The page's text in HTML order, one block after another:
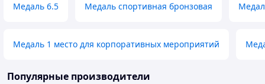
Медаль 6.5 Медаль спортивная бронзовая
Медаль 1 место для корпоративных мероприятий
Популярные производители